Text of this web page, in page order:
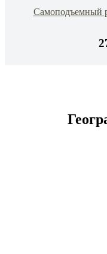
Самоподъемный